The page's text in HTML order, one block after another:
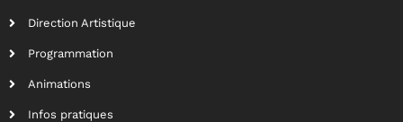
Direction Artistique
Programmation
Animations
Infos pratiques